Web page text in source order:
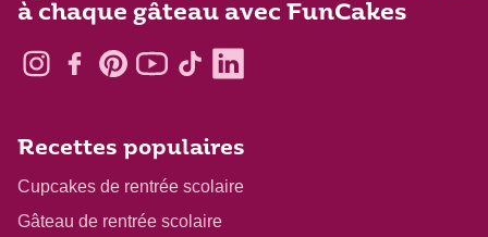
à chaque gâteau avec FunCakes
Recettes populaires
Cupcakes de rentrée scolaire
Gâteau de rentrée scolaire